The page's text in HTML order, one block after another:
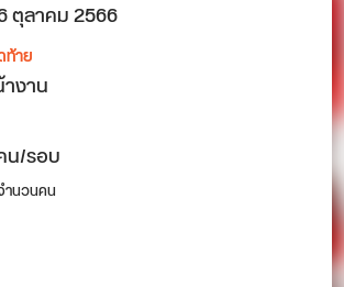
ตุลาคม 2566
าย
งาน
น/รอบ
ำนวนคน